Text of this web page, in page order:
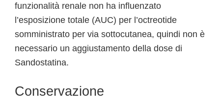
funzionalità renale non ha influenzato
l’esposizione totale (AUC) per l’octreotide
somministrato per via sottocutanea, quindi non è
necessario un aggiustamento della dose di
Sandostatina.
Conservazione